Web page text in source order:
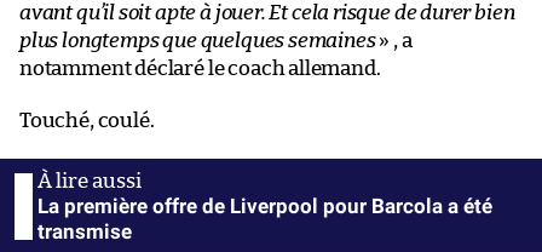
avant qu’il soit apte à jouer. Et cela risque de durer bien
plus longtemps que quelques semaines» , a
notamment déclaré le coach allemand.
Touché, coulé.
La première offre de Liverpool pour Barcola a été
transmise